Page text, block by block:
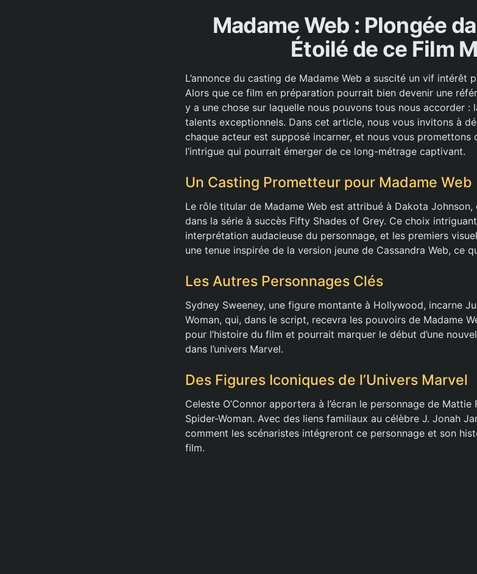
Madame Web : Plongée
Étoilé de ce Film
L’annonce du casting de Madame Web a suscité un vif intérêt
Alors que ce film en préparation pourrait bien devenir une
y a une chose sur laquelle nous pouvons tous nous accorder
talents exceptionnels. Dans cet article, nous vous invitons à
chaque acteur est supposé incarner, et nous vous promettons
l’intrigue qui pourrait émerger de ce long-métrage captivant.
Un Casting Prometteur pour Madame Web
Le rôle titular de Madame Web est attribué à Dakota
dans la série à succès Fifty Shades of Grey. Ce choix
interprétation audacieuse du personnage, et les premiers
une tenue inspirée de la version jeune de Cassandra Web, ce
Les Autres Personnages Clés
Sydney Sweeney, une figure montante à Hollywood, incarne
Woman, qui, dans le script, recevra les pouvoirs de Madame
pour l’histoire du film et pourrait marquer le début d’une
dans l’univers Marvel.
Des Figures Iconiques de l’Univers Marvel
Celeste O’Connor apportera à l’écran le personnage de
Spider-Woman. Avec des liens familiaux au célèbre J. Jonah
comment les scénaristes intégreront ce personnage et son
film.